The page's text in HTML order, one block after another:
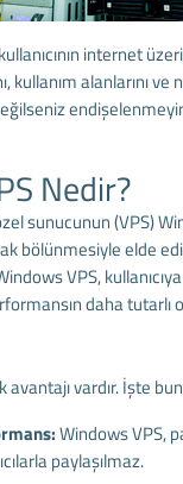
internet
kullanım alanlarını
Nedir?
sunucunun (VPS)
bölünmesiyle elde
VPS,
daha tutarlı
vardır. İşte
Windows VPS,
paylaşılmaz.